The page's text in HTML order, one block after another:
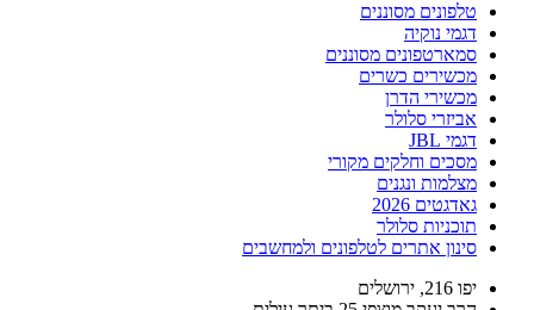
טלפונים מסוננים
דגמי נוקיה
סמארטפונים מסוננים
מכשירים כשרים
מכשירי הדרן
אביזרי סלולר
דגמי JBL
מסכים וחלקים מקורי
מצלמות ונגנים
גאדגטים 2026
תוכניות סלולר
סינון אתרים לטלפונים ולמחשבים
יפו 216, ירושלים